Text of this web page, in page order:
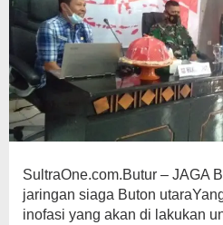
SultraOne.com.Butur – JAGA
jaringan siaga Buton
inofasi yang akan di lakukan